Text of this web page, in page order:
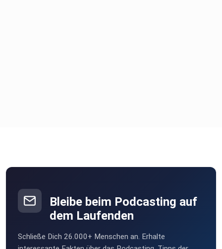
Bleibe beim Podcasting auf
dem Laufenden
Schließe Dich 26.000+ Menschen an. Erhalte